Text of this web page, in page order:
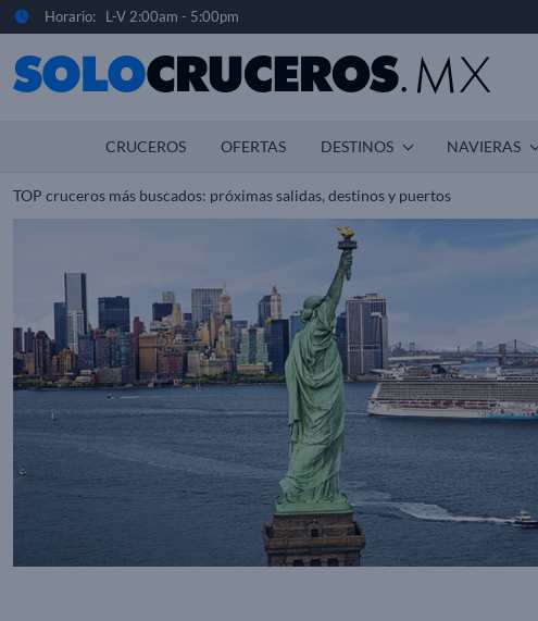
Horario: L-V 2:00am - 5:00pm
CRUCEROS OFERTAS DESTINOS NAVIERAS
TOP cruceros más buscados: próximas salidas, destinos y puertos